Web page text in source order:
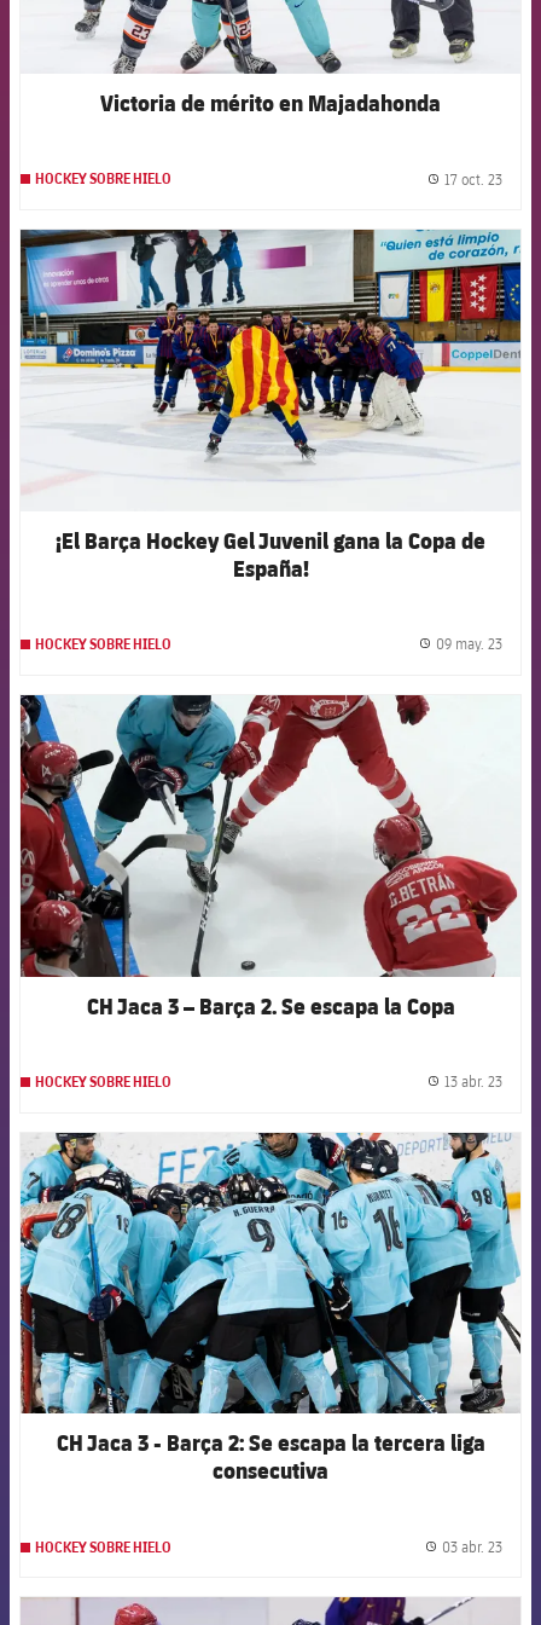
Victoria de mérito en Majadahonda
HOCKEY SOBRE HIELO 17 oct. 23
FCB Barcelona badge
¡El Barça Hockey Gel Juvenil gana la Copa de
España!
HOCKEY SOBRE HIELO 09 may. 23
FCB Barcelona badge
CH Jaca 3 – Barça 2. Se escapa la Copa
HOCKEY SOBRE HIELO 13 abr. 23
FCB Barcelona badge
CH Jaca 3 - Barça 2: Se escapa la tercera liga
consecutiva
HOCKEY SOBRE HIELO 03 abr. 23
FCB Barcelona badge